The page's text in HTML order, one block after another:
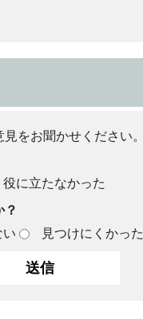
をお聞かせください。
役に立たなかった
？
い 見つけにくかった